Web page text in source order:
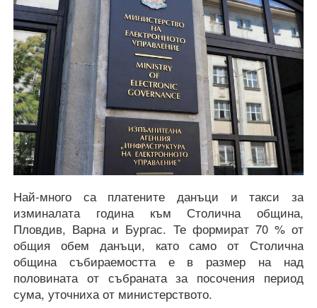
Най-много са платените данъци и такси за
изминалата година към Столична община,
Пловдив, Варна и Бургас. Те формират 70 % от
общия обем данъци, като само от Столична
община събираемостта е в размер на над
половината от събраната за посочения период
сума, уточниха от министерството.